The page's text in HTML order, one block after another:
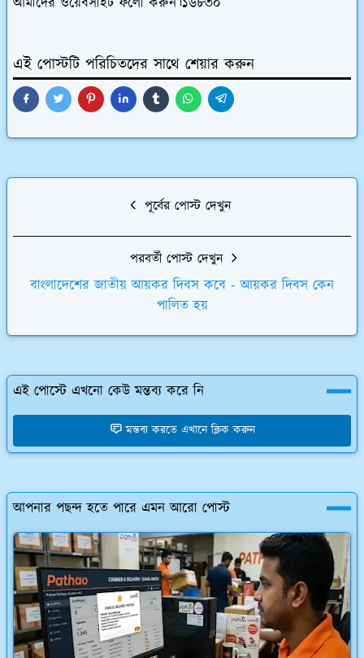
এই পোস্টটি পরিচিতদের সাথে শেয়ার করুন
পূর্বের পোস্ট দেখুন
পরবর্তী পোস্ট দেখুন
বাংলাদেশের জাতীয় আয়কর দিবস কবে - আয়কর দিবস কেন
পালিত হয়
এই পোস্টে এখনো কেউ মন্তব্য করে নি
মন্তব্য করতে এখানে ক্লিক করুন
আপনার পছন্দ হতে পারে এমন আরো পোস্ট